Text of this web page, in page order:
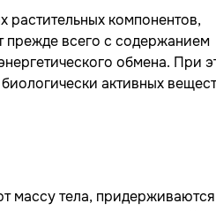
растительных компонентов,
прежде всего с содержанием
обмена. При
активных
массу тела, придерживаются